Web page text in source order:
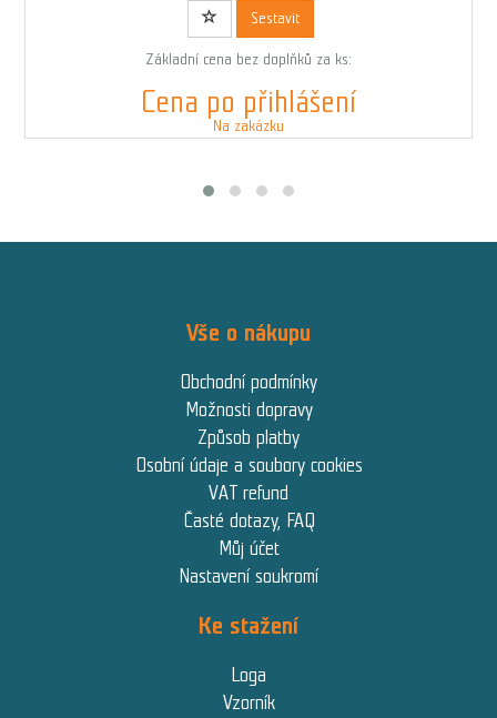
Kód: 01871
Sestavit
Základní cena bez doplňků za ks:
Cena po přihlášení
Na zakázku
Vše o nákupu
Obchodní podmínky
Možnosti dopravy
Způsob platby
Osobní údaje a soubory cookies
VAT refund
Časté dotazy, FAQ
Můj účet
Nastavení soukromí
Ke stažení
Loga
Vzorník